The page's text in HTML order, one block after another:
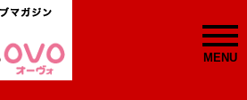
MENU